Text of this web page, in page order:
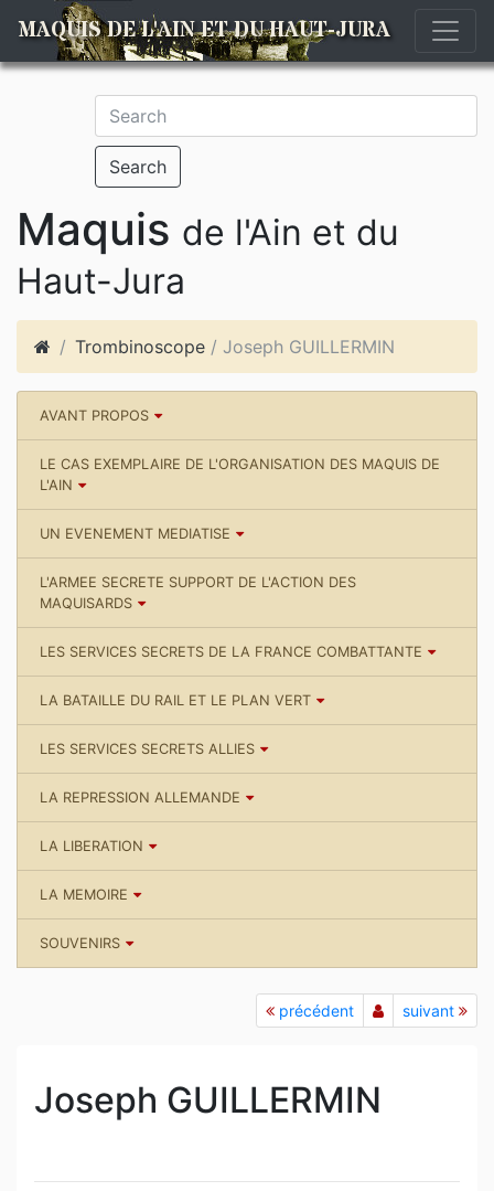
MAQUIS DE L'AIN ET DU HAUT-JURA
Search
Maquis de l'Ain et du
Haut-Jura
Trombinoscope / Joseph GUILLERMIN
AVANT PROPOS
LE CAS EXEMPLAIRE DE L'ORGANISATION DES MAQUIS DE
L'AIN
UN EVENEMENT MEDIATISE
L'ARMEE SECRETE SUPPORT DE L'ACTION DES
MAQUISARDS
LES SERVICES SECRETS DE LA FRANCE COMBATTANTE
LA BATAILLE DU RAIL ET LE PLAN VERT
LES SERVICES SECRETS ALLIES
LA REPRESSION ALLEMANDE
LA LIBERATION
LA MEMOIRE
SOUVENIRS
précédent suivant
Joseph GUILLERMIN